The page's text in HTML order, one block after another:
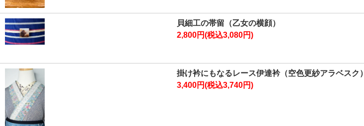
貝細工の帯留（乙女の横顔）
2,800円(税込3,080円)
掛け衿にもなるレース伊達衿（空色更紗アラベスク）
3,400円(税込3,740円)